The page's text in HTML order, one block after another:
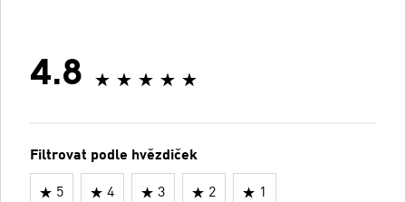
4.8
Filtrovat podle hvězdiček
5 4 3 2 1